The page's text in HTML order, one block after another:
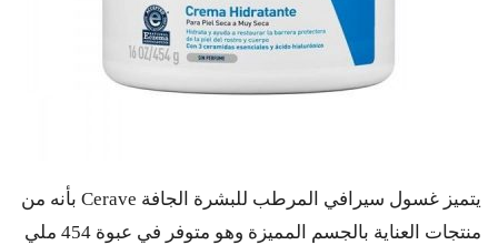
يتميز غسول سيرافي ​​المرطب للبشرة الجافة Cerave بأنه من
منتجات العناية بالجسم المميزة وهو متوفر في عبوة 454 ملي